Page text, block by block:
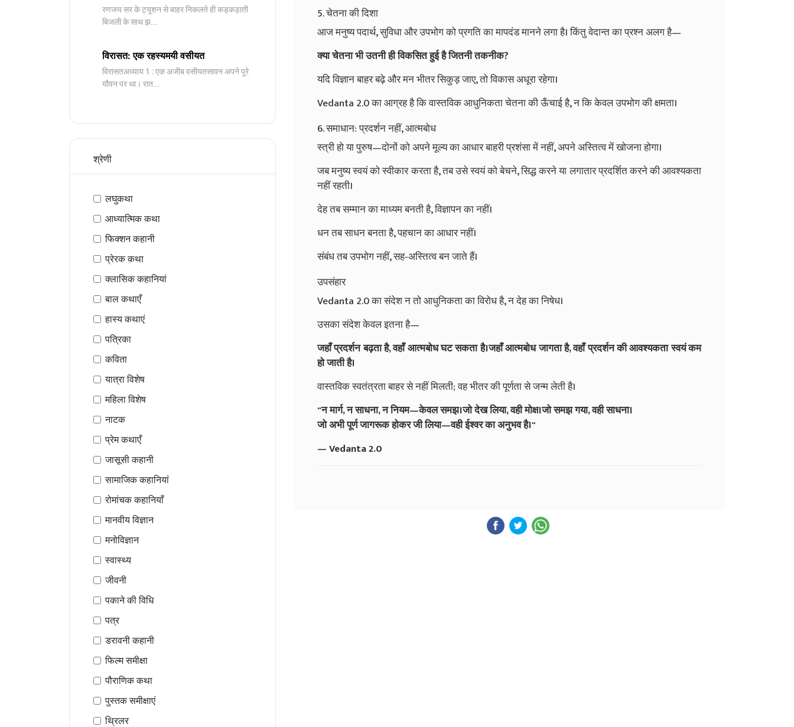
रणजय सर के ट्यूशन से बाहर निकलते ही कड़कड़ाती
बिजली के साथ झ...
विरासत: एक रहस्यमयी वसीयत
विरासतअध्याय 1 : एक अजीब वसीयतसावन अपने पूरे
यौवन पर था। रात...
श्रेणी
लघुकथा
आध्यात्मिक कथा
फिक्शन कहानी
प्रेरक कथा
क्लासिक कहानियां
बाल कथाएँ
हास्य कथाएं
पत्रिका
कविता
यात्रा विशेष
महिला विशेष
नाटक
प्रेम कथाएँ
जासूसी कहानी
सामाजिक कहानियां
रोमांचक कहानियाँ
मानवीय विज्ञान
मनोविज्ञान
स्वास्थ्य
जीवनी
पकाने की विधि
पत्र
डरावनी कहानी
फिल्म समीक्षा
पौराणिक कथा
पुस्तक समीक्षाएं
थ्रिलर
5. चेतना की दिशा
आज मनुष्य पदार्थ, सुविधा और उपभोग को प्रगति का मापदंड मानने लगा है। किंतु वेदान्त का प्रश्न अलग है—
क्या चेतना भी उतनी ही विकसित हुई है जितनी तकनीक?
यदि विज्ञान बाहर बढ़े और मन भीतर सिकुड़ जाए, तो विकास अधूरा रहेगा।
Vedanta 2.0 का आग्रह है कि वास्तविक आधुनिकता चेतना की ऊँचाई है, न कि केवल उपभोग की क्षमता।
6. समाधान: प्रदर्शन नहीं, आत्मबोध
स्त्री हो या पुरुष—दोनों को अपने मूल्य का आधार बाहरी प्रशंसा में नहीं, अपने अस्तित्व में खोजना होगा।
जब मनुष्य स्वयं को स्वीकार करता है, तब उसे स्वयं को बेचने, सिद्ध करने या लगातार प्रदर्शित करने की आवश्यकता
नहीं रहती।
देह तब सम्मान का माध्यम बनती है, विज्ञापन का नहीं।
धन तब साधन बनता है, पहचान का आधार नहीं।
संबंध तब उपभोग नहीं, सह-अस्तित्व बन जाते हैं।
उपसंहार
Vedanta 2.0 का संदेश न तो आधुनिकता का विरोध है, न देह का निषेध।
उसका संदेश केवल इतना है—
जहाँ प्रदर्शन बढ़ता है, वहाँ आत्मबोध घट सकता है।जहाँ आत्मबोध जागता है, वहाँ प्रदर्शन की आवश्यकता स्वयं कम
हो जाती है।
वास्तविक स्वतंत्रता बाहर से नहीं मिलती; वह भीतर की पूर्णता से जन्म लेती है।
"न मार्ग, न साधना, न नियम—केवल समझ।जो देख लिया, वही मोक्ष।जो समझ गया, वही साधना।
जो अभी पूर्ण जागरूक होकर जी लिया—वही ईश्वर का अनुभव है।"
— Vedanta 2.0